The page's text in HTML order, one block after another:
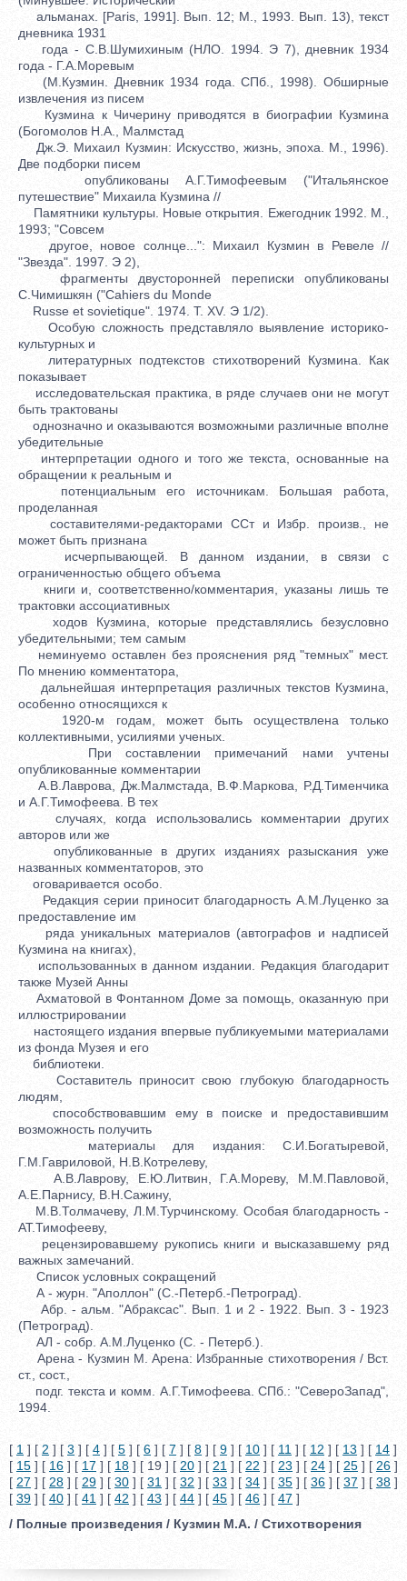
альманах. [Paris, 1991]. Вып. 12; М., 1993. Вып. 13), текст
дневника 1931
года - С.В.Шумихиным (НЛО. 1994. Э 7), дневник 1934
года - Г.А.Моревым
(М.Кузмин. Дневник 1934 года. СПб., 1998). Обширные
извлечения из писем
Кузмина к Чичерину приводятся в биографии Кузмина
(Богомолов Н.А., Малмстад
Дж.Э. Михаил Кузмин: Искусство, жизнь, эпоха. М., 1996).
Две подборки писем
опубликованы А.Г.Тимофеевым ("Итальянское
путешествие" Михаила Кузмина //
Памятники культуры. Новые открытия. Ежегодник 1992. М.,
1993; "Совсем
другое, новое солнце...": Михаил Кузмин в Ревеле //
"Звезда". 1997. Э 2),
фрагменты двусторонней переписки опубликованы
С.Чимишкян ("Cahiers du Monde
Russe et sovietique". 1974. T. XV. Э 1/2).
Особую сложность представляло выявление историко-
культурных и
литературных подтекстов стихотворений Кузмина. Как
показывает
исследовательская практика, в ряде случаев они не могут
быть трактованы
однозначно и оказываются возможными различные вполне
убедительные
интерпретации одного и того же текста, основанные на
обращении к реальным и
потенциальным его источникам. Большая работа,
проделанная
составителями-редакторами ССт и Избр. произв., не
может быть признана
исчерпывающей. В данном издании, в связи с
ограниченностью общего объема
книги и, соответственно/комментария, указаны лишь те
трактовки ассоциативных
ходов Кузмина, которые представлялись безусловно
убедительными; тем самым
неминуемо оставлен без прояснения ряд "темных" мест.
По мнению комментатора,
дальнейшая интерпретация различных текстов Кузмина,
особенно относящихся к
1920-м годам, может быть осуществлена только
коллективными, усилиями ученых.
При составлении примечаний нами учтены
опубликованные комментарии
А.В.Лаврова, Дж.Малмстада, В.Ф.Маркова, Р.Д.Тименчика
и А.Г.Тимофеева. В тех
случаях, когда использовались комментарии других
авторов или же
опубликованные в других изданиях разыскания уже
названных комментаторов, это
оговаривается особо.
Редакция серии приносит благодарность А.М.Луценко за
предоставление им
ряда уникальных материалов (автографов и надписей
Кузмина на книгах),
использованных в данном издании. Редакция благодарит
также Музей Анны
Ахматовой в Фонтанном Доме за помощь, оказанную при
иллюстрировании
настоящего издания впервые публикуемыми материалами
из фонда Музея и его
библиотеки.
Составитель приносит свою глубокую благодарность
людям,
способствовавшим ему в поиске и предоставившим
возможность получить
материалы для издания: С.И.Богатыревой,
Г.М.Гавриловой, Н.В.Котрелеву,
А.В.Лаврову, Е.Ю.Литвин, Г.А.Мореву, М.М.Павловой,
А.Е.Парнису, В.Н.Сажину,
М.В.Толмачеву, Л.М.Турчинскому. Особая благодарность -
АТ.Тимофееву,
рецензировавшему рукопись книги и высказавшему ряд
важных замечаний.
Список условных сокращений
А - журн. "Аполлон" (С.-Петерб.-Петроград).
Абр. - альм. "Абраксас". Вып. 1 и 2 - 1922. Вып. 3 - 1923
(Петроград).
АЛ - собр. А.М.Луценко (С. - Петерб.).
Арена - Кузмин М. Арена: Избранные стихотворения / Вст.
ст., сост.,
подг. текста и комм. А.Г.Тимофеева. СПб.: "СевероЗапад",
1994.
[ 1 ] [ 2 ] [ 3 ] [ 4 ] [ 5 ] [ 6 ] [ 7 ] [ 8 ] [ 9 ] [ 10 ] [ 11 ] [ 12 ] [ 13 ] [ 14 ]
[ 15 ] [ 16 ] [ 17 ] [ 18 ] [ 19 ] [ 20 ] [ 21 ] [ 22 ] [ 23 ] [ 24 ] [ 25 ] [ 26 ]
[ 27 ] [ 28 ] [ 29 ] [ 30 ] [ 31 ] [ 32 ] [ 33 ] [ 34 ] [ 35 ] [ 36 ] [ 37 ] [ 38 ]
[ 39 ] [ 40 ] [ 41 ] [ 42 ] [ 43 ] [ 44 ] [ 45 ] [ 46 ] [ 47 ]
/ Полные произведения / Кузмин М.А. / Стихотворения